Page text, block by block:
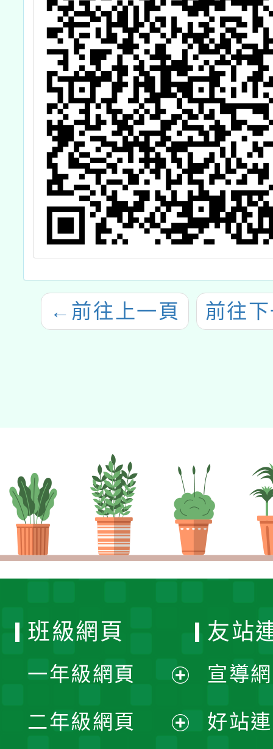
← 前往上一頁 前往
班級網頁
一年級網頁
開
二年級網頁
友站
宣導
好站